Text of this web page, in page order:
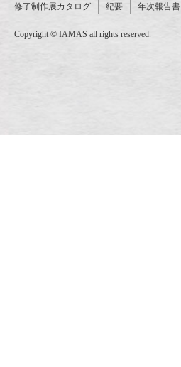
修了制作展カタログ 紀要 年次報告書
Copyright © IAMAS all rights reserved.